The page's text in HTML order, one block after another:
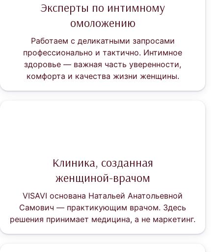
Эксперты по интимному
омоложению
Работаем с деликатными запросами
профессионально и тактично. Интимное
здоровье — важная часть уверенности,
комфорта и качества жизни женщины.
Клиника, созданная
женщиной‑врачом
VISAVI основана Натальей Анатольевной
Самович — практикующим врачом. Здесь
решения принимает медицина, а не маркетинг.